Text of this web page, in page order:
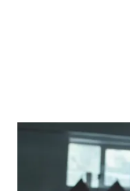
La
Es especialmente